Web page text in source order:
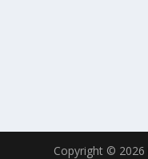
Copyright © 2026